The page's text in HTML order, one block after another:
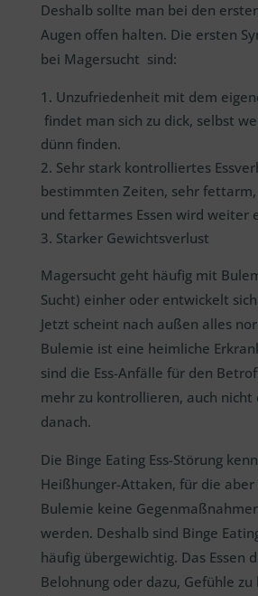
Deshalb sollte man bei den
Augen offen halten. Die ersten
bei Magersucht sind:
Unzufriedenheit mit dem
findet man sich zu dick, selbst
dünn finden.
Sehr stark kontrolliertes
bestimmten Zeiten, sehr fettarm,
und fettarmes Essen wird weiter
Starker Gewichtsverlust
Magersucht geht häufig mit
Sucht) einher oder entwickelt
Jetzt scheint nach außen alles
Bulemie ist eine heimliche
sind die Ess-Anfälle für den
mehr zu kontrollieren, auch nicht
danach.
Die Binge Eating Ess-Störung
Heißhunger-Attaken, für die aber
Bulemie keine
werden. Deshalb sind Binge
häufig übergewichtig. Das Essen
Belohnung oder dazu, Gefühle